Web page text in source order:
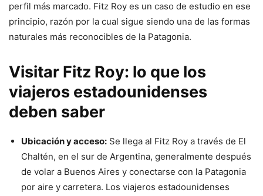
perfil más marcado. Fitz Roy es un caso de estudio en ese
principio, razón por la cual sigue siendo una de las formas
naturales más reconocibles de la Patagonia.
Visitar Fitz Roy: lo que los
viajeros estadounidenses
deben saber
Ubicación y acceso: Se llega al Fitz Roy a través de El
Chaltén, en el sur de Argentina, generalmente después
de volar a Buenos Aires y conectarse con la Patagonia
por aire y carretera. Los viajeros estadounidenses